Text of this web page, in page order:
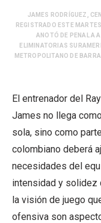
JAMES RODRÍGUEZ,
REGISTRADO ESTE
ANOTÓ DE PENAL A
ELIMINATORIAS
METROPOLITANO DE
El entrenador del
James no llega
sola, sino como
colombiano deberá
necesidades del
intensidad y solidez
la visión de juego
ofensiva son